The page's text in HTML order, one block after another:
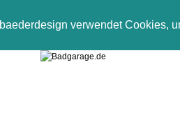
baederdesign verwendet Cookies,